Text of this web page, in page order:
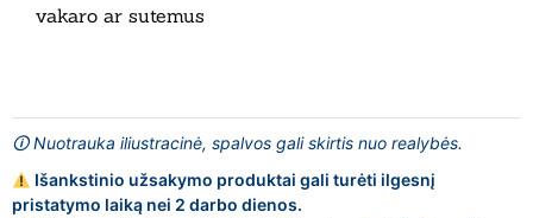
vakaro ar sutemus
🛈 Nuotrauka iliustracinė, spalvos gali skirtis nuo realybės.
Išankstinio užsakymo produktai gali turėti ilgesnį
pristatymo laiką nei 2 darbo dienos.